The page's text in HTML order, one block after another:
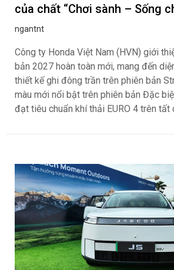
của chất “Chơi sành – Sống
ngantnt
Công ty Honda Việt Nam (HVN) giới
bản 2027 hoàn toàn mới, mang đến
thiết kế ghi đông trần trên phiên bản
màu mới nổi bật trên phiên bản Đặc
đạt tiêu chuẩn khí thải EURO 4 trên tất